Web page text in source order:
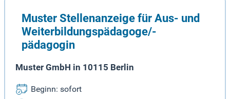
Muster Stellenanzeige für Aus- und
Weiterbildungspädagoge/-
pädagogin
Muster GmbH in 10115 Berlin
Beginn: sofort